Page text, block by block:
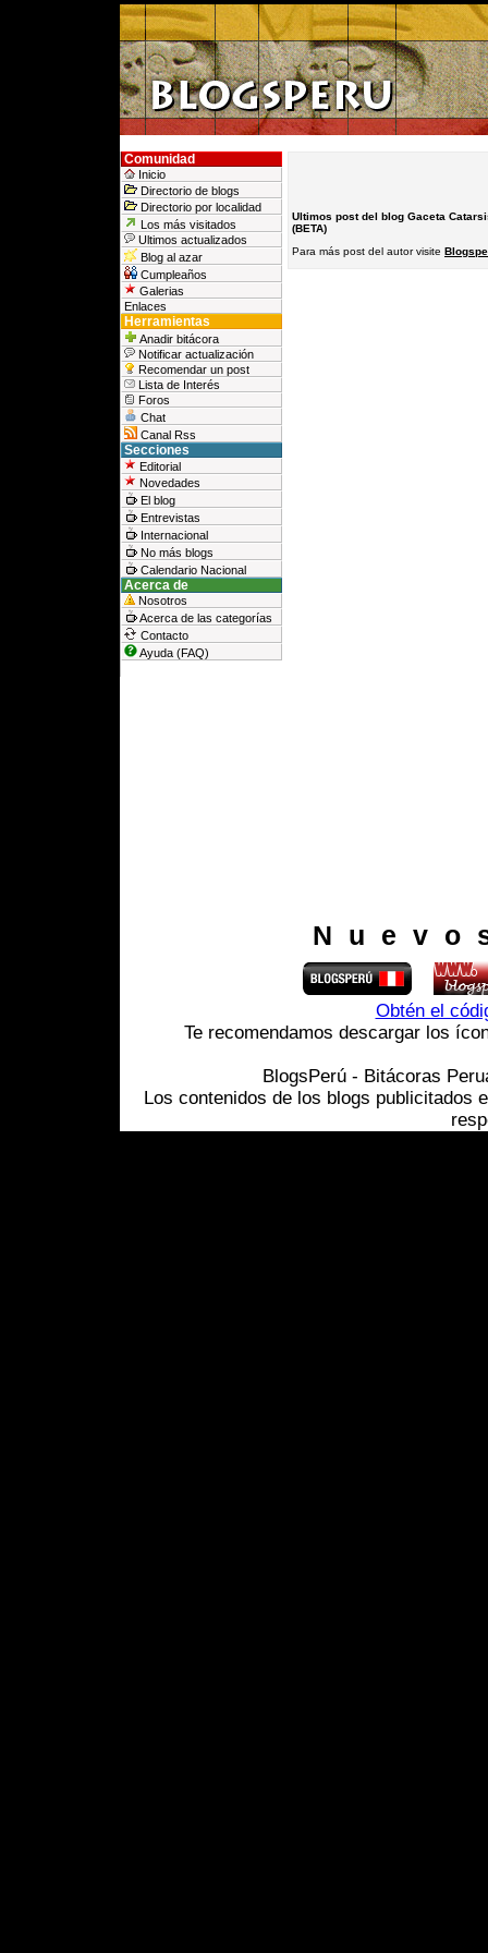
Comunidad
Inicio
Directorio de blogs
Directorio por localidad
Los más visitados
Ultimos actualizados
Blog al azar
Cumpleaños
Galerias
Enlaces
Herramientas
Anadir bitácora
Notificar actualización
Recomendar un post
Lista de Interés
Foros
Chat
Canal Rss
Secciones
Editorial
Novedades
El blog
Entrevistas
Internacional
No más blogs
Calendario Nacional
Acerca de
Nosotros
Acerca de las categorías
Contacto
Ayuda (FAQ)
Ultimos post del blog Gaceta
(BETA)
Para más post del autor visite
Obtén el
Te recomendamos descargar los
BlogsPerú - Bitácoras
Los contenidos de los blogs publicitados